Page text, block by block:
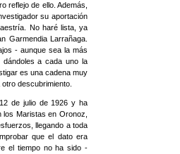
reflejo de ello. Además,
su aportación
No haré lista, ya
Garmendia Larrañaga.
- aunque sea la más
dándoles a cada uno la
es una cadena muy
descubrimiento.
de julio de 1926 y ha
Maristas en Oronoz,
llegando a toda
que el dato era
el tiempo no ha sido -